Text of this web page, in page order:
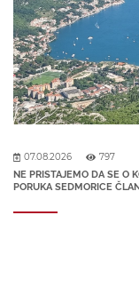
07.08.2026 797
NE PRISTAJEMO DA SE O
PORUKA SEDMORICE